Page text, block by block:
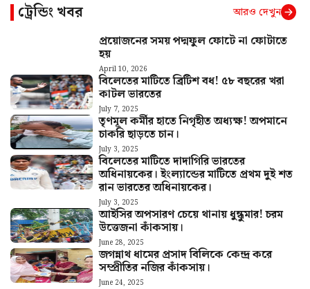
ট্রেন্ডিং খবর আরও দেখুন
প্রয়োজনের সময় পদ্মফুল ফোটে না ফোটাতে
হয়
April 10, 2026
বিলেতের মাটিতে ব্রিটিশ বধ! ৫৮ বছরের খরা
কাটল ভারতের
July 7, 2025
তৃণমূল কর্মীর হাতে নিগৃহীত অধ্যক্ষ! অপমানে
চাকরি ছাড়তে চান।
July 3, 2025
বিলেতের মাটিতে দাদাগিরি ভারতের
অধিনায়কের। ইংল্যান্ডের মাটিতে প্রথম দুই শত
রান ভারতের অধিনায়কের।
July 3, 2025
আইসির অপসারণ চেয়ে থানায় ধুন্ধুমার! চরম
উত্তেজনা কাঁকসায়।
June 28, 2025
জগন্নাথ ধামের প্রসাদ বিলিকে কেন্দ্র করে
সম্প্রীতির নজির কাঁকসায়।
June 24, 2025